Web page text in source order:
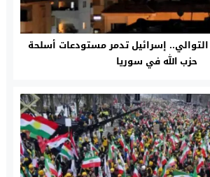
التوالي.. إسرائيل تدمر مستودعات أسلحة
حزب الله في سوريا